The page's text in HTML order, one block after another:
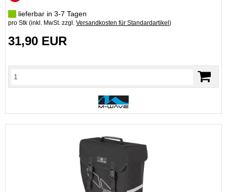
lieferbar in 3-7 Tagen
pro Stk (inkl. MwSt. zzgl. Versandkosten für Standardartikel)
31,90 EUR